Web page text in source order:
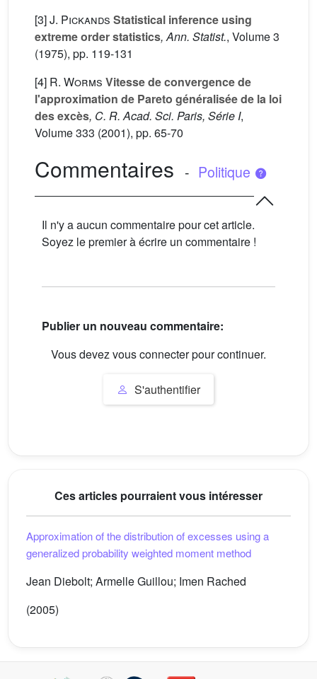
[3]J. Pickands Statistical inference using
extreme order statistics, Ann. Statist., Volume 3
(1975), pp. 119-131
[4] R. Worms Vitesse de convergence de
l'approximation de Pareto généralisée de la loi
des excès, C. R. Acad. Sci. Paris, Série I,
Volume 333 (2001), pp. 65-70
Commentaires - Politique
Il n'y a aucun commentaire pour cet article.
Soyez le premier à écrire un commentaire !
Publier un nouveau commentaire:
Vous devez vous connecter pour continuer.
S'authentifier
Ces articles pourraient vous intéresser
Approximation of the distribution of excesses using a
generalized probability weighted moment method
Jean Diebolt; Armelle Guillou; Imen Rached
(2005)